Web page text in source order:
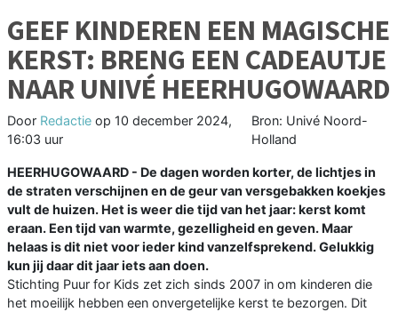
GEEF KINDEREN EEN MAGISCHE
KERST: BRENG EEN CADEAUTJE
NAAR UNIVÉ HEERHUGOWAARD
Door Redactie op 10 december 2024,
16:03 uur
Bron: Univé Noord-
Holland
HEERHUGOWAARD - De dagen worden korter, de lichtjes in
de straten verschijnen en de geur van versgebakken koekjes
vult de huizen. Het is weer die tijd van het jaar: kerst komt
eraan. Een tijd van warmte, gezelligheid en geven. Maar
helaas is dit niet voor ieder kind vanzelfsprekend. Gelukkig
kun jij daar dit jaar iets aan doen.
Stichting Puur for Kids zet zich sinds 2007 in om kinderen die
het moeilijk hebben een onvergetelijke kerst te bezorgen. Dit